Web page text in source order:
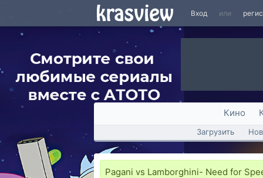
Вход или
Кино
Загрузить
Pagani vs Lamborghini- Need for